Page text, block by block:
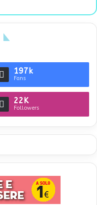
197k
Fans
22K
Followers